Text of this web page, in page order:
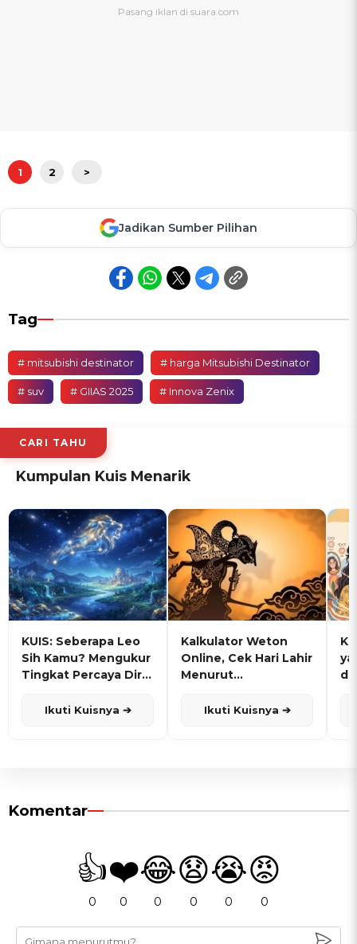
1 2 >
Jadikan Sumber Pilihan
Tag
# mitsubishi destinator # harga Mitsubishi Destinator
# suv # GIIAS 2025 # Innova Zenix
CARI TAHU
Kumpulan Kuis Menarik
KUIS: Seberapa Leo
Sih Kamu? Mengukur
Tingkat Percaya Diri
Ikuti Kuisnya ➔
Kalkulator Weton
Online, Cek Hari Lahir
Menurut
Ikuti Kuisnya ➔
Komentar
👍
0
❤️
0
😂
0
😧
0
😭
0
😡
0